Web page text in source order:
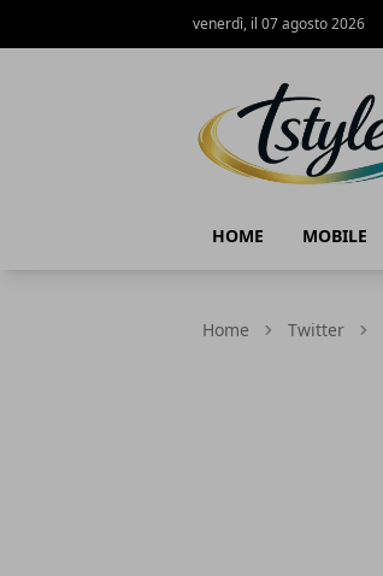
venerdì, il 07 agosto 2026
HOME MOBILE
Home Twitter